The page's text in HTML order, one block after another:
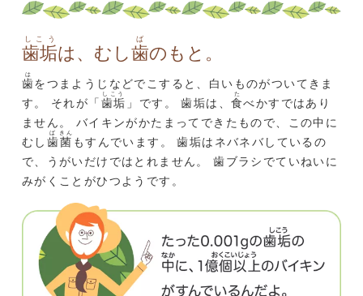
歯垢
しこう
は、むし歯
ば
のもと。
歯
は
をつまようじなどでこすると、白いものがついてきま
す。 それが「 歯垢
しこう
」です。 歯垢は、食
た
べかすではあり
ません。 バイキンがかたまってできたもので、この中に
むし 歯
ば
菌
きん
もすんでいます。 歯垢はネバネバしているの
で、うがいだけではとれません。 歯ブラシでていねいに
みがくことがひつようです。